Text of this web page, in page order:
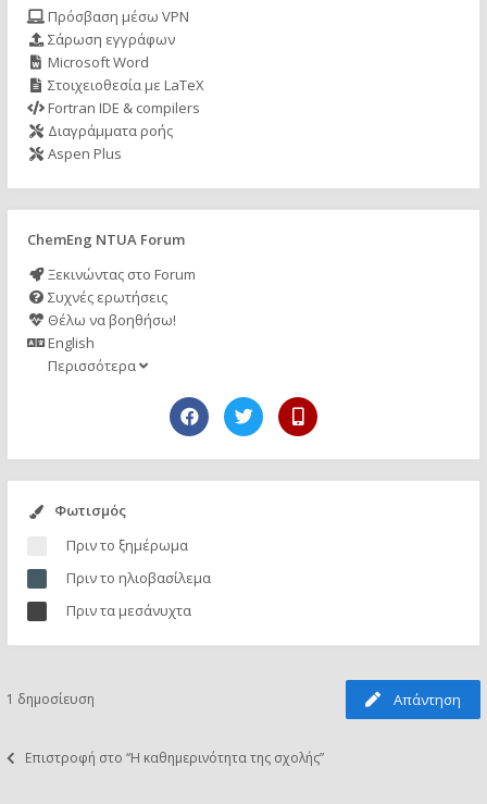
Πρόσβαση μέσω VPN
Σάρωση εγγράφων
Microsoft Word
Στοιχειοθεσία με LaTeX
Fortran IDE & compilers
Διαγράμματα ροής
Aspen Plus
ChemEng NTUA Forum
Ξεκινώντας στο Forum
Συχνές ερωτήσεις
Θέλω να βοηθήσω!
English
Περισσότερα
Φωτισμός
Πριν το ξημέρωμα
Πριν το ηλιοβασίλεμα
Πριν τα μεσάνυχτα
1 δημοσίευση Απάντηση
Επιστροφή στο “Η καθημερινότητα της σχολής”